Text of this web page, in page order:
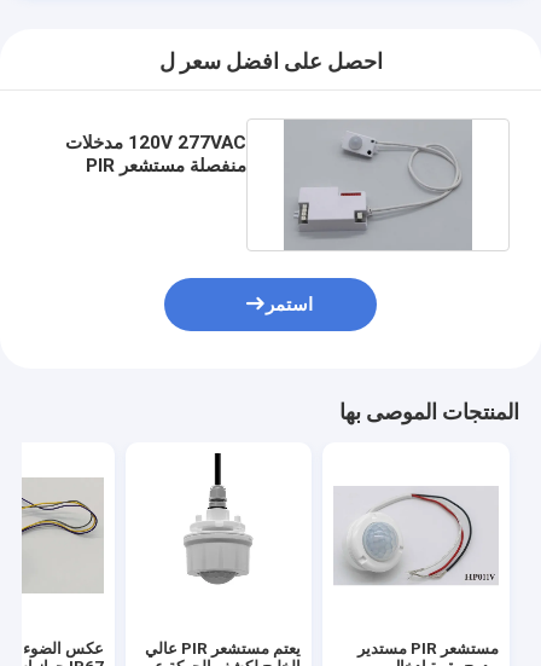
احصل على افضل سعر ل
120V 277VAC مدخلات
منفصلة مستشعر PIR
استمر
المنتجات الموصى بها
مستشعر PIR مستدير
يعتم مستشعر PIR عالي